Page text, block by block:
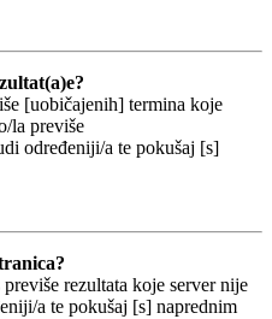
[uobičajenih] termina koje
la previše
određeniji/a te pokušaj [s]
rezultata koje server nije
a te pokušaj [s] naprednim